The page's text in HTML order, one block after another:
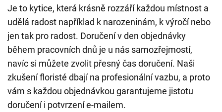
Je to kytice, která krásně rozzáří každou místnost a
udělá radost například k narozeninám, k výročí nebo
jen tak pro radost. Doručení v den objednávky
během pracovních dnů je u nás samozřejmostí,
navíc si můžete zvolit přesný čas doručení. Naši
zkušení floristé dbají na profesionální vazbu, a proto
vám s každou objednávkou garantujeme jistotu
doručení i potvrzení e-mailem.